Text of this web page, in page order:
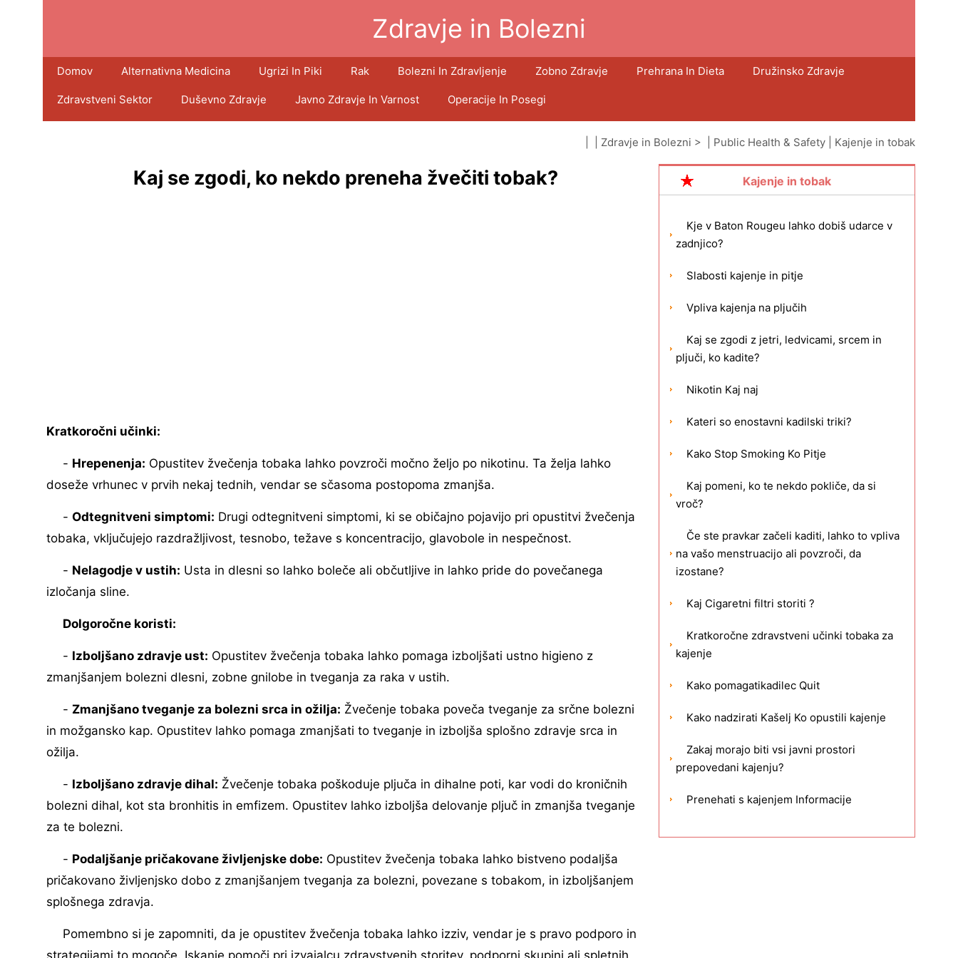
Zdravje in Bolezni
Domov Alternativna Medicina Ugrizi In Piki Rak Bolezni In Zdravljenje Zobno Zdravje Prehrana In Dieta Družinsko Zdravje
Zdravstveni Sektor Duševno Zdravje Javno Zdravje In Varnost Operacije In Posegi
Zdravje in Bolezni > | Public Health & Safety Kajenje in tobak
Kaj se zgodi, ko nekdo preneha žvečiti tobak?
Kratkoročni učinki:
- Hrepenenja: Opustitev žvečenja tobaka lahko povzroči močno željo po nikotinu. Ta želja lahko
doseže vrhunec v prvih nekaj tednih, vendar se sčasoma postopoma zmanjša.
- Odtegnitveni simptomi: Drugi odtegnitveni simptomi, ki se običajno pojavijo pri opustitvi žvečenja
tobaka, vključujejo razdražljivost, tesnobo, težave s koncentracijo, glavobole in nespečnost.
- Nelagodje v ustih: Usta in dlesni so lahko boleče ali občutljive in lahko pride do povečanega
izločanja sline.
Dolgoročne koristi:
- Izboljšano zdravje ust: Opustitev žvečenja tobaka lahko pomaga izboljšati ustno higieno z
zmanjšanjem bolezni dlesni, zobne gnilobe in tveganja za raka v ustih.
- Zmanjšano tveganje za bolezni srca in ožilja: Žvečenje tobaka poveča tveganje za srčne bolezni
in možgansko kap. Opustitev lahko pomaga zmanjšati to tveganje in izboljša splošno zdravje srca in
ožilja.
- Izboljšano zdravje dihal: Žvečenje tobaka poškoduje pljuča in dihalne poti, kar vodi do kroničnih
bolezni dihal, kot sta bronhitis in emfizem. Opustitev lahko izboljša delovanje pljuč in zmanjša tveganje
za te bolezni.
- Podaljšanje pričakovane življenjske dobe: Opustitev žvečenja tobaka lahko bistveno podaljša
pričakovano življenjsko dobo z zmanjšanjem tveganja za bolezni, povezane s tobakom, in izboljšanjem
splošnega zdravja.
Pomembno si je zapomniti, da je opustitev žvečenja tobaka lahko izziv, vendar je s pravo podporo in
strategijami to mogoče. Iskanje pomoči pri izvajalcu zdravstvenih storitev, podporni skupini ali spletnih
Kajenje in tobak
Kje v Baton Rougeu lahko dobiš udarce v
zadnjico?
Slabosti kajenje in pitje
Vpliva kajenja na pljučih
Kaj se zgodi z jetri, ledvicami, srcem in
pljuči, ko kadite?
Nikotin Kaj naj
Kateri so enostavni kadilski triki?
Kako Stop Smoking Ko Pitje
Kaj pomeni, ko te nekdo pokliče, da si
vroč?
Če ste pravkar začeli kaditi, lahko to vpliva
na vašo menstruacijo ali povzroči, da
izostane?
Kaj Cigaretni filtri storiti ?
Kratkoročne zdravstveni učinki tobaka za
kajenje
Kako pomagatikadilec Quit
Kako nadzirati Kašelj Ko opustili kajenje
Zakaj morajo biti vsi javni prostori
prepovedani kajenju?
Prenehati s kajenjem Informacije